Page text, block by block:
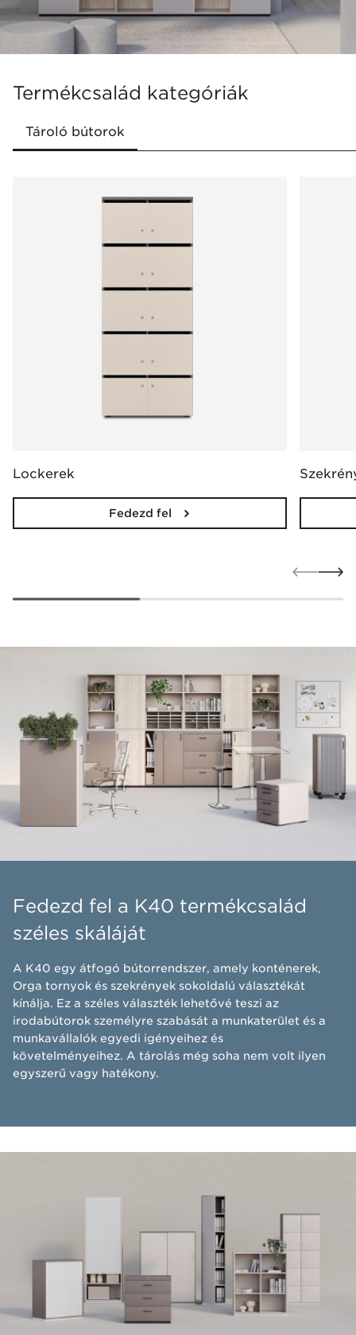
bármilyen irodába illeszkedik
Tartozékok széles választéka a bútorok
megkönnyítésére
lehetővé teszik a bútorok testreszabását az
Termékcsalád kategóriák
Lockerek
Fedezd fel
Fedezd fel a K40 termékcsalád
széles skáláját
​A K40 egy átfogó bútorrendszer, amely konténerek,
Orga tornyok és szekrények sokoldalú választékát
kínálja. Ez a széles választék lehetővé teszi az
irodabútorok személyre szabását a munkaterület és a
munkavállalók egyedi igényeihez és
követelményeihez. A tárolás még soha nem volt ilyen
egyszerű vagy hatékony.